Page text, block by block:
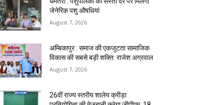
जेनेरिक पशु औषधियां
August 7, 2026
अम्बिकापुर : समाज की एकजुटता सामाजिक
विकास की सबसे बड़ी शक्ति: राजेश अग्रवाल
August 7, 2026
26वीं राज्य स्तरीय शालेय क्रीड़ा